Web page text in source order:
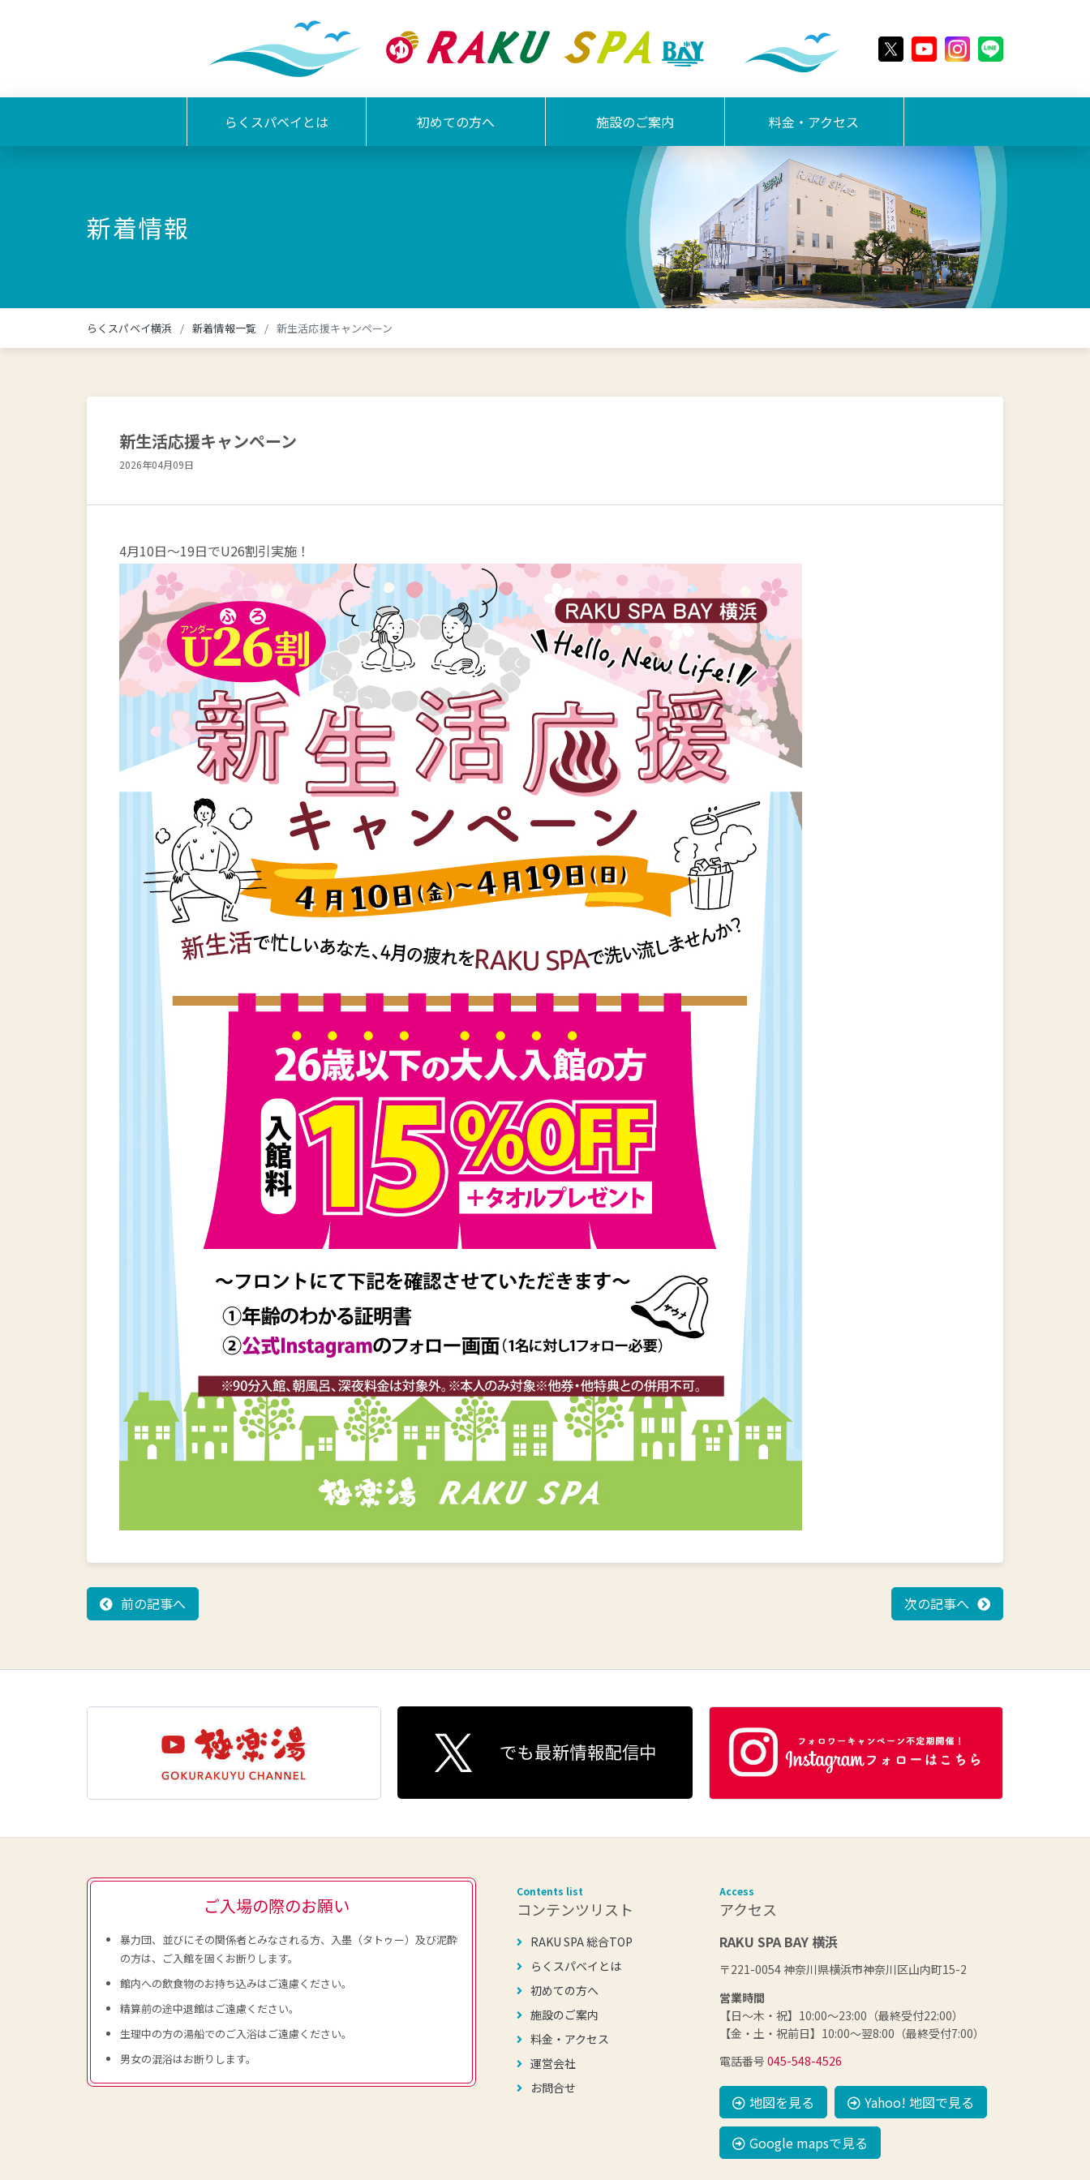
らくスパベイとは 初めての方へ 施設のご案内 料金・アクセス
新着情報
らくスパベイ横浜 新着情報一覧 新生活応援キャンペーン
新生活応援キャンペーン
2026年04月09日
4月10日～19日でU26割引実施！
前の記事へ 次の記事へ
ご入場の際のお願い
暴力団、並びにその関係者とみなされる方、入墨（タトゥー）及び泥酔
の方は、ご入館を固くお断りします。
館内への飲食物のお持ち込みはご遠慮ください。
精算前の途中退館はご遠慮ください。
生理中の方の湯船でのご入浴はご遠慮ください。
男女の混浴はお断りします。
Contents list
コンテンツリスト
RAKU SPA 総合TOP
らくスパベイとは
初めての方へ
施設のご案内
料金・アクセス
運営会社
お問合せ
Access
アクセス
RAKU SPA BAY 横浜
〒221-0054 神奈川県横浜市神奈川区山内町15-2
営業時間
【日～木・祝】10:00～23:00（最終受付22:00）
【金・土・祝前日】10:00～翌8:00（最終受付7:00）
電話番号 045-548-4526
地図を見る Yahoo! 地図で見る
Google mapsで見る